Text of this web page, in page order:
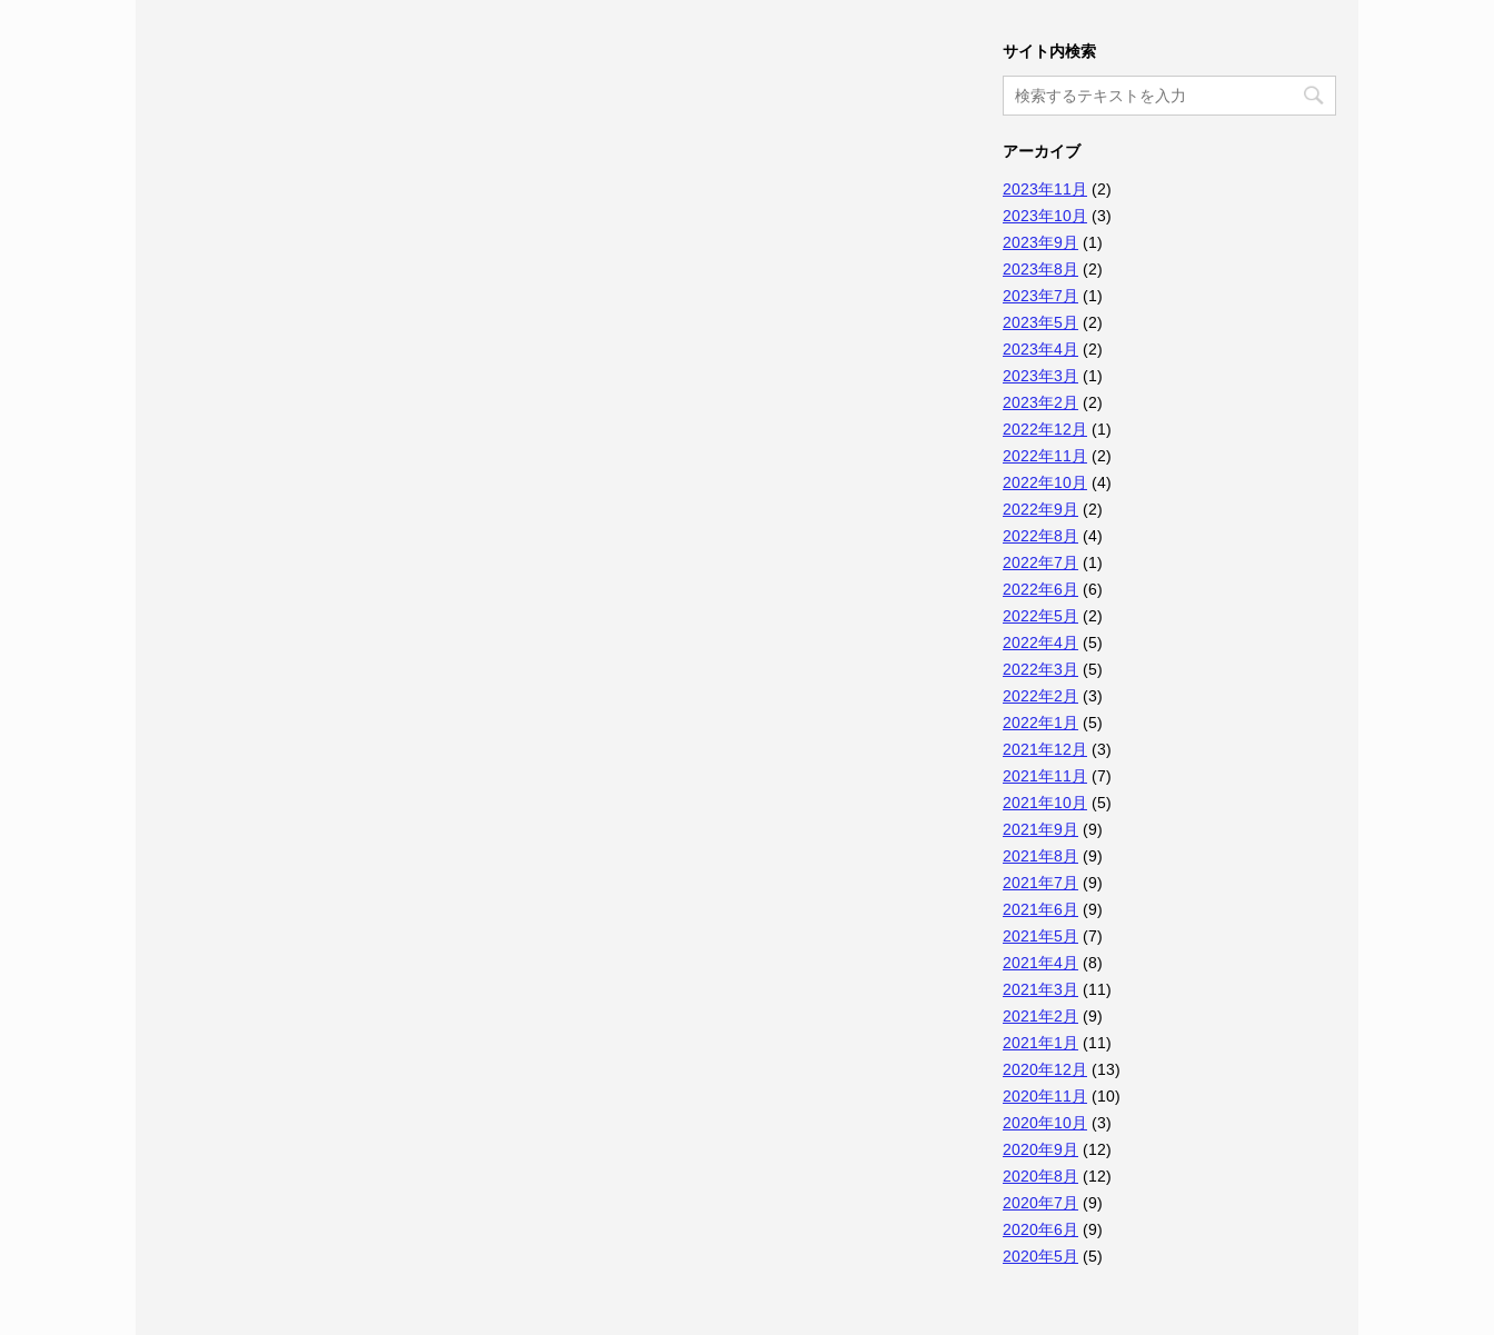
サイト内検索
アーカイブ
2023年11月 (2)
2023年10月 (3)
2023年9月 (1)
2023年8月 (2)
2023年7月 (1)
2023年5月 (2)
2023年4月 (2)
2023年3月 (1)
2023年2月 (2)
2022年12月 (1)
2022年11月 (2)
2022年10月 (4)
2022年9月 (2)
2022年8月 (4)
2022年7月 (1)
2022年6月 (6)
2022年5月 (2)
2022年4月 (5)
2022年3月 (5)
2022年2月 (3)
2022年1月 (5)
2021年12月 (3)
2021年11月 (7)
2021年10月 (5)
2021年9月 (9)
2021年8月 (9)
2021年7月 (9)
2021年6月 (9)
2021年5月 (7)
2021年4月 (8)
2021年3月 (11)
2021年2月 (9)
2021年1月 (11)
2020年12月 (13)
2020年11月 (10)
2020年10月 (3)
2020年9月 (12)
2020年8月 (12)
2020年7月 (9)
2020年6月 (9)
2020年5月 (5)